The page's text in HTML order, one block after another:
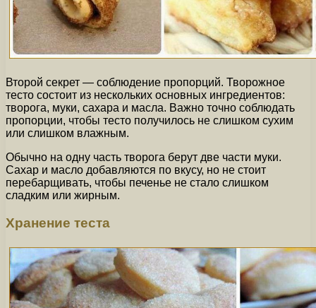
Второй секрет — соблюдение пропорций. Творожное
тесто состоит из нескольких основных ингредиентов:
творога, муки, сахара и масла. Важно точно соблюдать
пропорции, чтобы тесто получилось не слишком сухим
или слишком влажным.
Обычно на одну часть творога берут две части муки.
Сахар и масло добавляются по вкусу, но не стоит
перебарщивать, чтобы печенье не стало слишком
сладким или жирным.
Хранение теста